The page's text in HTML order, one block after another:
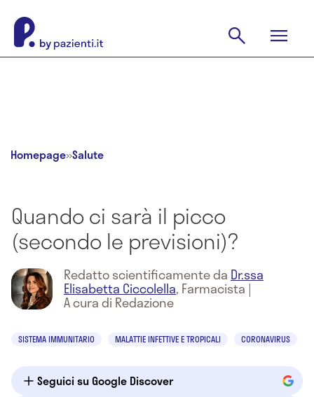
Homepage»Salute
Quando ci sarà il picco
(secondo le previsioni)?
Redatto scientificamente da Dr.ssa
Elisabetta Ciccolella, Farmacista |
A cura di Redazione
SISTEMA IMMUNITARIO MALATTIE INFETTIVE E TROPICALI CORONAVIRUS
Seguici su Google Discover